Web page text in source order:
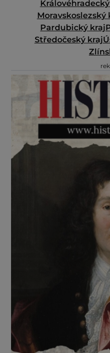
Moravskoslezský
Pardubický kraj
Středočeský kraj